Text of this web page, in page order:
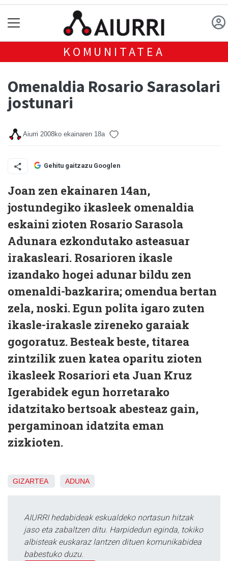
KOMUNITATEA
Omenaldia Rosario Sarasolari
jostunari
Aiurri 2008ko ekainaren 18a
Gehitu gaitzazu Googlen
Joan zen ekainaren 14an,
jostundegiko ikasleek omenaldia
eskaini zioten Rosario Sarasola
Adunara ezkondutako asteasuar
irakasleari. Rosarioren ikasle
izandako hogei adunar bildu zen
omenaldi-bazkarira; omendua bertan
zela, noski. Egun polita igaro zuten
ikasle-irakasle zireneko garaiak
gogoratuz. Besteak beste, titarea
zintzilik zuen katea oparitu zioten
ikasleek Rosariori eta Juan Kruz
Igerabidek egun horretarako
idatzitako bertsoak abesteaz gain,
pergaminoan idatzita eman
zizkioten.
GIZARTEA ADUNA
AIURRI hedabideak eskualdeko nortasun hitzak
jaso eta zabaltzen ditu. Harpidedun eginda, tokiko
albisteak euskaraz lantzen dituen komunikabidea
babestuko duzu.